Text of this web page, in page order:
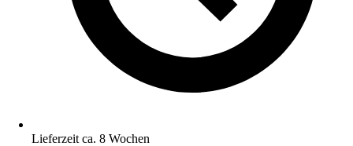
Lieferzeit ca. 8 Wochen